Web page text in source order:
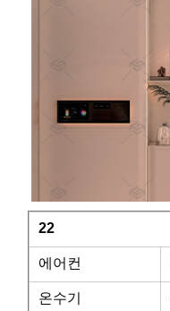
22
에어컨
온수기